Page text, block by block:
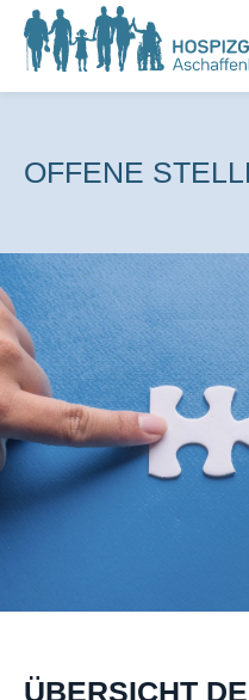
OFFENE
ÜBERSICHT